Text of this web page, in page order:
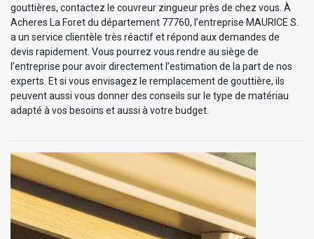
gouttières, contactez le couvreur zingueur près de chez vous. À
Acheres La Foret du département 77760, l’entreprise MAURICE S.
a un service clientèle très réactif et répond aux demandes de
devis rapidement. Vous pourrez vous rendre au siège de
l’entreprise pour avoir directement l’estimation de la part de nos
experts. Et si vous envisagez le remplacement de gouttière, ils
peuvent aussi vous donner des conseils sur le type de matériau
adapté à vos besoins et aussi à votre budget.